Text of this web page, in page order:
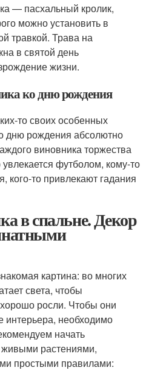
— пасхальный кролик,
можно установить в
травкой. Трава на
в святой день
жизни.
ко дню рождения
то своих особенных
дню рождения абсолютно
виновника торжества
футболом, кому-то
кого-то привлекают гадания
в спальне. Декор
картина: во многих
света, чтобы
росли. Чтобы они
интерьера, необходимо
начать
растениями,
простыми правилами: